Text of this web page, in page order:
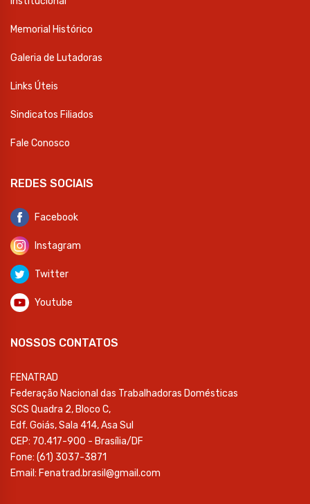
Memorial Histórico
Galeria de Lutadoras
Links Úteis
Sindicatos Filiados
Fale Conosco
REDES SOCIAIS
Facebook
Instagram
Twitter
Youtube
NOSSOS CONTATOS
FENATRAD
Federação Nacional das Trabalhadoras Domésticas
SCS Quadra 2, Bloco C,
Edf. Goiás, Sala 414, Asa Sul
CEP: 70.417-900 - Brasília/DF
Fone: (61) 3037-3871
Email: Fenatrad.brasil@gmail.com